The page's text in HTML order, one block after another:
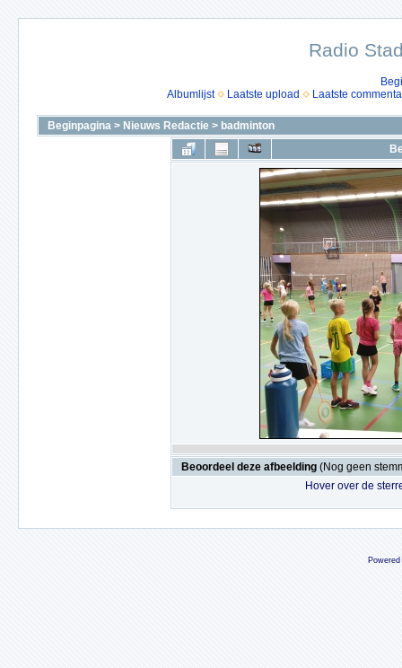
Radio
Albumlijst
Laatste upload Laatste
Beginpagina > Nieuws Redactie > badminton
Beoordeel deze afbeelding (Nog geen
Hover over de